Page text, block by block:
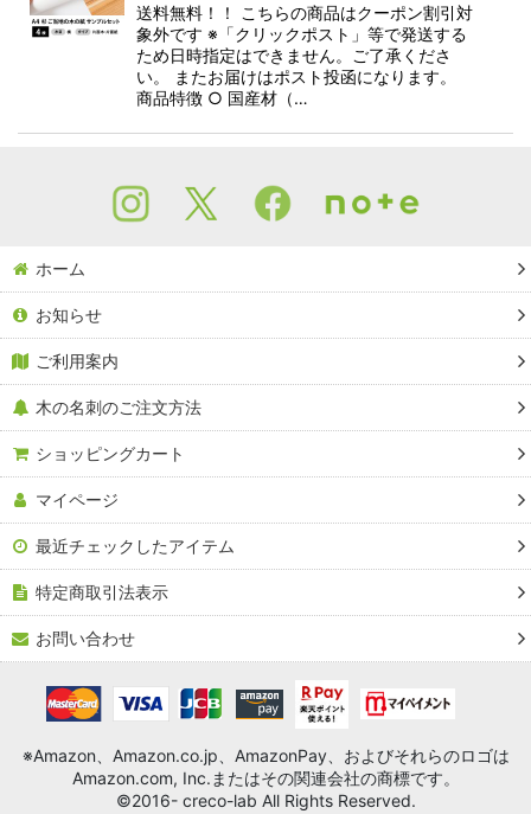
送料無料！！ こちらの商品はクーポン割引対
象外です ※「クリックポスト」等で発送する
ため日時指定はできません。ご了承くださ
い。 またお届けはポスト投函になります。
商品特徴 ○ 国産材（…
ホーム
お知らせ
ご利用案内
木の名刺のご注文方法
ショッピングカート
マイページ
最近チェックしたアイテム
特定商取引法表示
お問い合わせ
※Amazon、Amazon.co.jp、AmazonPay、およびそれらのロゴは
Amazon.com, Inc.またはその関連会社の商標です。
©2016- creco-lab All Rights Reserved.